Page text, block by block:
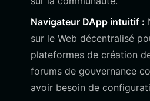
Navigateur DApp intuitif :
sur le Web décentralisé
plateformes de création
forums de gouvernance
avoir besoin de